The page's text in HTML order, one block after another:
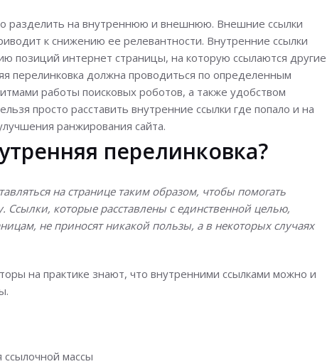
разделить на внутреннюю и внешнюю. Внешние ссылки
к снижению ее релевантности. Внутренние ссылки
позиций интернет страницы, на которую ссылаются другие
перелинковка должна проводиться по определенным
работы поисковых роботов, а также удобством
просто расставить внутренние ссылки где попало и на
ранжирования сайта.
перелинковка?
на странице таким образом, чтобы помогать
Ссылки, которые расставлены с единственной целью,
не приносят никакой пользы, а в некоторых случаях
на практике знают, что внутренними ссылками можно и
массы